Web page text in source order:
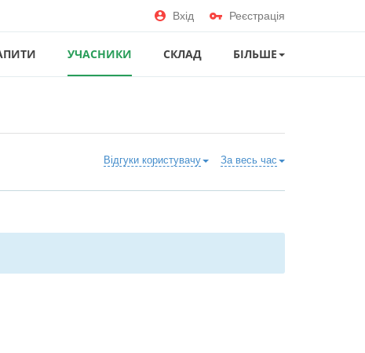
Вхід Реєстрація
УЧАСНИКИ СКЛАД БІЛЬШЕ
За весь час
Відгуки користувачу